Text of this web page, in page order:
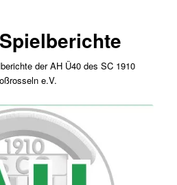
der AH Ü40 des SC 1910
e.V.